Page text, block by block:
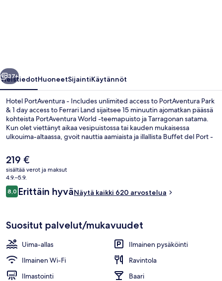
PortAventura
Park
&
day
to
Ferrari
Land
Seuraava
37+
YleistiedotHuoneetSijaintiKäytännöt
Hotel PortAventura - Includes unlimited access to PortAventura Park
& 1 day access to Ferrari Land sijaitsee 15 minuutin ajomatkan päässä
kohteista PortAventura World -teemapuisto ja Tarragonan satama.
Kun olet viettänyt aikaa vesipuistossa tai kauden mukaisessa
ulkouima-altaassa, gvoit nauttia aamiaista ja illallista Buffet del Port -
erikoisuuksiin kuuluu kansainvälinen keittiö. Allasbaari, tapaamiset
teemapuiston hahmojen kanssa ja lastenallas kuuluvat muihin
majoituspaikan palveluihin.
Nykyinen
hinta
on
219 €
219 €
sisältää verot ja maksut
4.9.–5.9.
Arvostelut
8,08,0 kautta 10.
Erittäin hyväNäytä kaikki 620 arvostelua
Suositut palvelut/mukavuudet
Uima-allas
Ilmainen pysäköinti
Ilmainen Wi-Fi
Ravintola
Ilmastointi
Baari